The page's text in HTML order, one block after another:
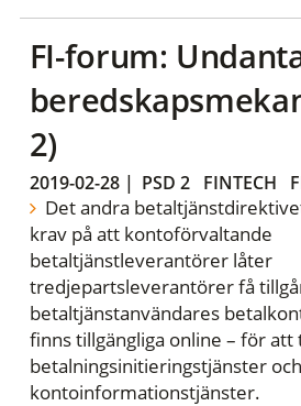
FI-forum:
2)
2019-02-28| PSD 2 FINTECH
Det andra
krav på att kontoförvaltande
betaltjänstleverantörer låter
tredjepartsleverantörer få
betaltjänstanvändares
finns tillgängliga online – för att
betalningsinitieringstjänster och
kontoinformationstjänster.